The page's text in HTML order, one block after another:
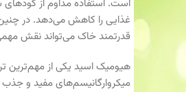
است. استفاده مداوم از
غذایی را کاهش می‌دهد. در چنین
قدرتمند خاک می‌تواند نقش
هیومیک اسید یکی از مهم‌ترین
میکروارگانیسم‌های مفید و